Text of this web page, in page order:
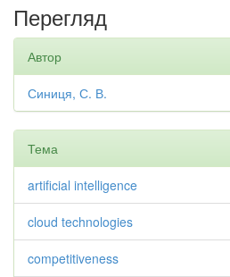
Перегляд
Автор
Синиця, С. В.
Тема
artificial intelligence
cloud technologies
competitiveness